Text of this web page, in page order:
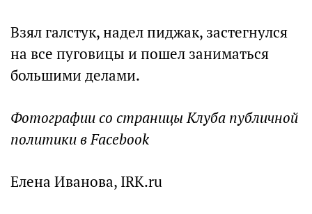
Взял галстук, надел пиджак, застегнулся
на все пуговицы и пошел заниматься
большими делами.
Фотографии со страницы Клуба публичной
политики в Facebook
Елена Иванова, IRK.ru